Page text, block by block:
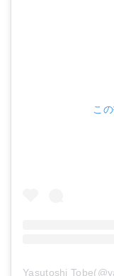
こ
Yasutoshi